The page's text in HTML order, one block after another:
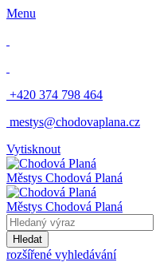
Menu
+420 374 798 464
mestys@chodovaplana.cz
Vytisknout
Městys Chodová Planá
Městys Chodová Planá
Hledat
rozšířené vyhledávání